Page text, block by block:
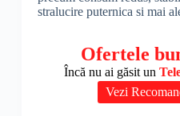
stralucire puternica si mai
Ofertele
Încă nu ai găsit un
Vezi